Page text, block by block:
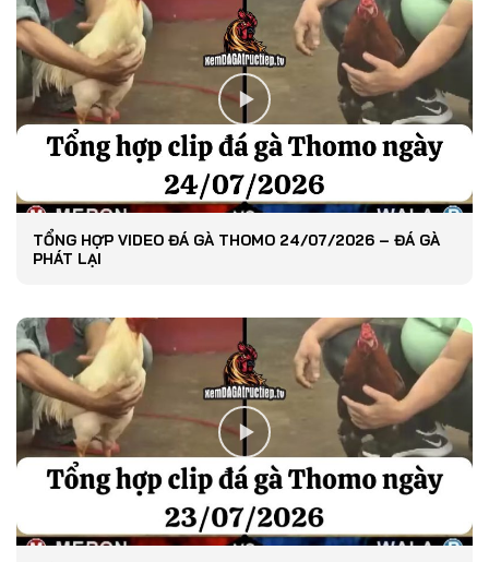
TỔNG HỢP VIDEO ĐÁ GÀ THOMO 24/07/2026 – ĐÁ GÀ
PHÁT LẠI